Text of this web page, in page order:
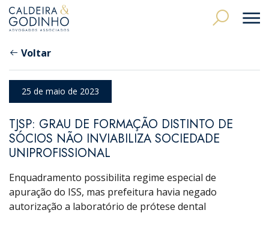
Voltar
25 de maio de 2023
TJSP: GRAU DE FORMAÇÃO DISTINTO DE
SÓCIOS NÃO INVIABILIZA SOCIEDADE
UNIPROFISSIONAL
Enquadramento possibilita regime especial de
apuração do ISS, mas prefeitura havia negado
autorização a laboratório de prótese dental